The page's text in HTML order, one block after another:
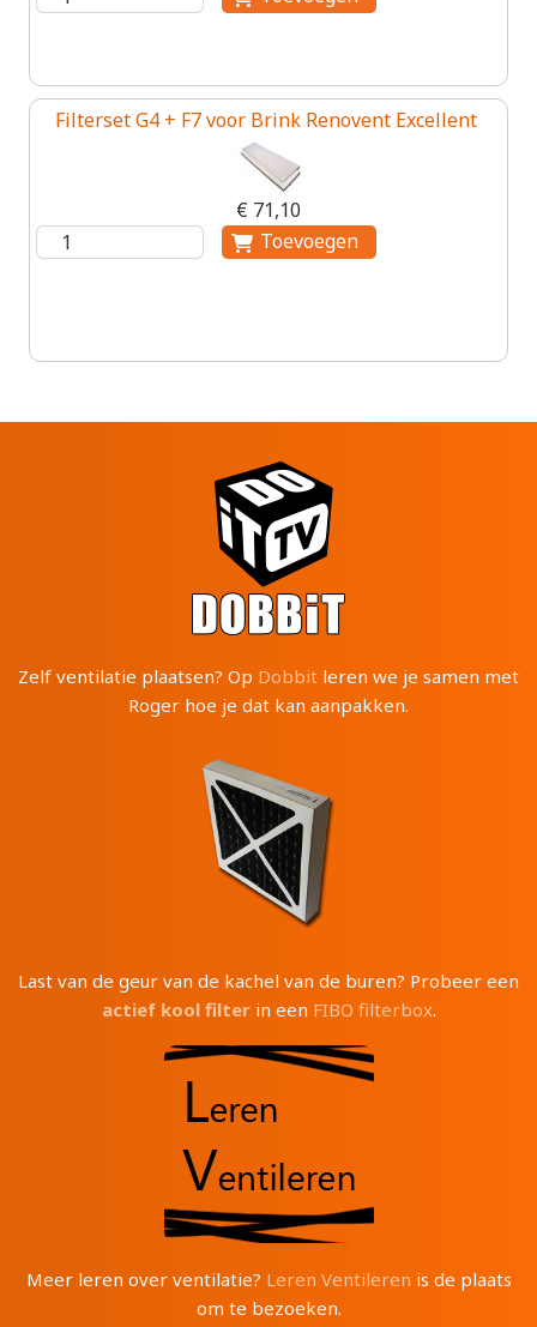
Filterset G4 + F7 voor Brink Renovent Excellent
€ 71,10
Zelf ventilatie plaatsen? Op Dobbit leren we je samen met
Roger hoe je dat kan aanpakken.
Last van de geur van de kachel van de buren? Probeer een
actief kool filterin een FIBO filterbox.
Meer leren over ventilatie? Leren Ventileren is de plaats
om te bezoeken.